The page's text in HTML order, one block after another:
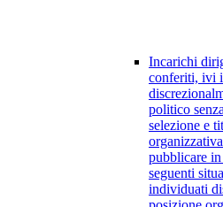
Incarichi
conferiti, ivi
politico
selezione e
pubblicare
seguenti
individuati